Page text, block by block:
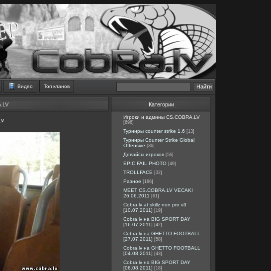
Видео Топ кланов
Категории
Игроки и админы CS.COBRA.LV
[696]
Турниры counter strike 1.6 [13]
Турниры Counter Strike Global
Offensive [36]
Девайсы игроков [56]
EPIC FAIL PHOTO [49]
TROLLFACE [32]
Разное [186]
MEET CS.COBRA.LV VECAKI
26.06.2011 [61]
Cobra.lv at skillz non pro v3
[10.07.2011] [19]
Cobra.lv на BIG SPORT DAY
[16.07.2011] [42]
Cobra.lv на GHETTO FOOTBALL
[27.07.2011] [58]
Cobra.lv на GHETTO FOOTBALL
[04.08.2011] [43]
Cobra.lv на BIG SPORT DAY
[06.08.2011] [18]